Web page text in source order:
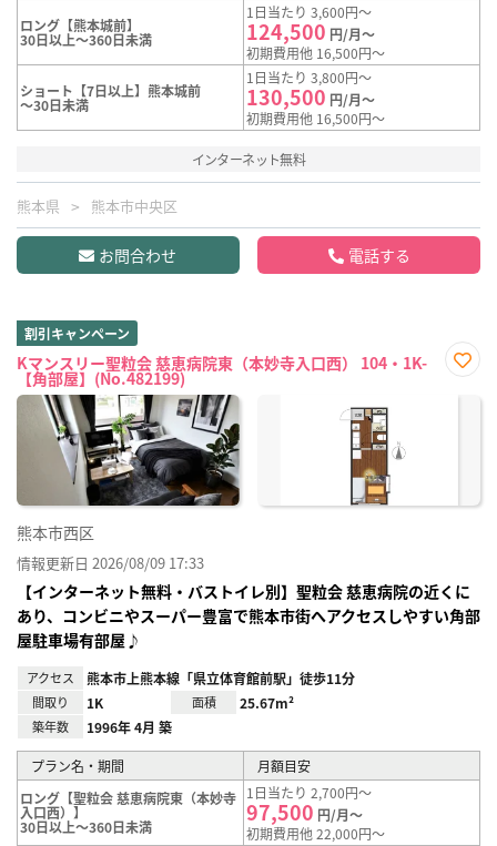
ロング【熊本城前】
30日以上～360日未満
1日当たり 3,600円～
124,500 円/月～
初期費用他 16,500円～
ショート【7日以上】熊本城前
～30日未満
1日当たり 3,800円～
130,500 円/月～
初期費用他 16,500円～
インターネット無料
熊本県 熊本市中央区
お問合わせ 電話する
割引キャンペーン
Kマンスリー聖粒会 慈恵病院東（本妙寺入口西） 104・1K-
【角部屋】(No.482199)
に入
熊本市西区
情報更新日 2026/08/09 17:33
【インターネット無料・バストイレ別】聖粒会 慈恵病院の近くに
あり、コンビニやスーパー豊富で熊本市街へアクセスしやすい角部
屋駐車場有部屋♪
アクセス 熊本市上熊本線「県立体育館前駅」徒歩11分
間取り 1K 面積 25.67m²
築年数 1996年 4月 築
プラン名・期間
月額目安
ロング【聖粒会 慈恵病院東（本妙寺
入口西）】
30日以上～360日未満
1日当たり 2,700円～
97,500 円/月～
初期費用他 22,000円～